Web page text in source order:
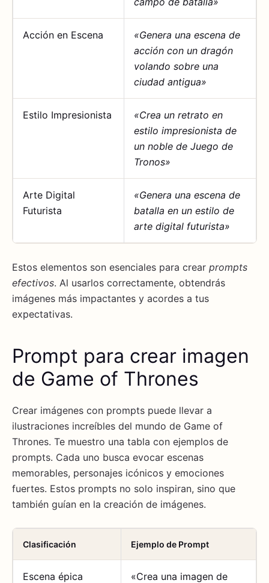
Acción en Escena
«Genera una escena de
acción con un dragón
volando sobre una
ciudad antigua»
Estilo Impresionista
«Crea un retrato en
estilo impresionista de
un noble de Juego de
Tronos»
Arte Digital
Futurista
«Genera una escena de
batalla en un estilo de
arte digital futurista»
Estos elementos son esenciales para crear prompts
efectivos. Al usarlos correctamente, obtendrás
imágenes más impactantes y acordes a tus
expectativas.
Prompt para crear imagen
de Game of Thrones
Crear imágenes con prompts puede llevar a
ilustraciones increíbles del mundo de Game of
Thrones. Te muestro una tabla con ejemplos de
prompts. Cada uno busca evocar escenas
memorables, personajes icónicos y emociones
fuertes. Estos prompts no solo inspiran, sino que
también guían en la creación de imágenes.
Clasificación Ejemplo de Prompt
Escena épica
«Crea una imagen de